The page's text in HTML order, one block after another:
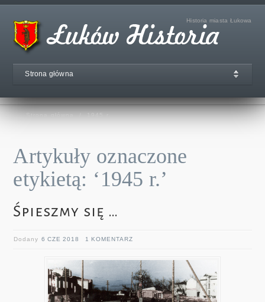
Historia miasta Łukowa
Strona główna
Strona główna 1945 r.
Artykuły oznaczone
etykietą: ‘1945 r.’
Śpieszmy się …
Dodany6 CZE 2018 1 KOMENTARZ